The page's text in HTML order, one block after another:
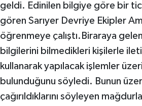
geldi. Edinilen bilgiye göre bir
gören Sarıyer Devriye Ekipler
öğrenmeye çalıştı.Biraraya
bilgilerini bilmedikleri kişilerle
kullanarak yapılacak işlemler
bulunduğunu söyledi. Bunun
çağırıldıklarını söyleyen